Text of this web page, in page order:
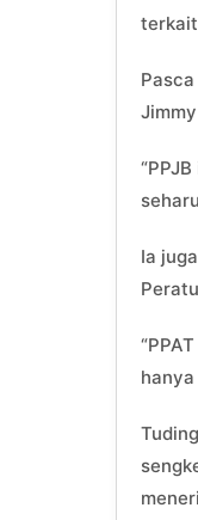
terkait
Ia